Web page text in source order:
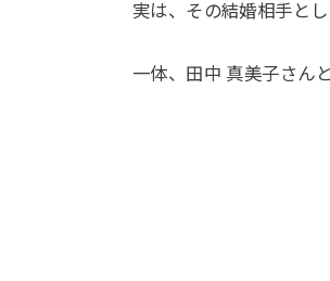
実は、その結婚相手と
一体、田中 真美子さん